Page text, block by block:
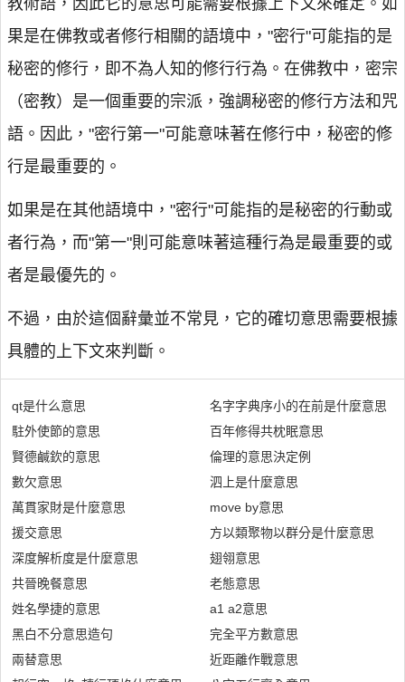
教術語，因此它的意思可能需要根據上下文來確定。如
果是在佛教或者修行相關的語境中，"密行"可能指的是
秘密的修行，即不為人知的修行行為。在佛教中，密宗
（密教）是一個重要的宗派，強調秘密的修行方法和咒
語。因此，"密行第一"可能意味著在修行中，秘密的修
行是最重要的。
如果是在其他語境中，"密行"可能指的是秘密的行動或
者行為，而"第一"則可能意味著這種行為是最重要的或
者是最優先的。
不過，由於這個辭彙並不常見，它的確切意思需要根據
具體的上下文來判斷。
qt是什么意思
駐外使節的意思
賢德鹹欽的意思
數欠意思
萬貫家財是什麼意思
援交意思
深度解析度是什麼意思
共晉晚餐意思
姓名學捷的意思
黑白不分意思造句
兩替意思
名字字典序小的在前是什麼意思
百年修得共枕眠意思
倫理的意思決定例
泗上是什麼意思
move by意思
方以類聚物以群分是什麼意思
翅翎意思
老態意思
a1 a2意思
完全平方數意思
近距離作戰意思